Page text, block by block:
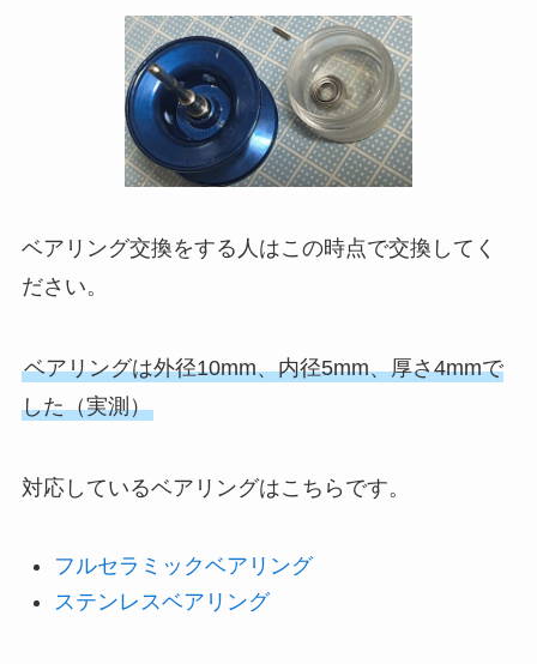
ベアリング交換をする人はこの時点で交換してく
ださい。
ベアリングは外径10mm、内径5mm、厚さ4mmで
した（実測）
対応しているベアリングはこちらです。
フルセラミックベアリング
ステンレスベアリング